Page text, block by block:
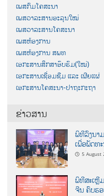
ເພສກົມໂຄສະນາ
ເພສວາລະສານອະລຸນໃໝ່
ເພສວາລະສານໂຄສະນາ
ເພສຫ້ອງການ
ເພສຫ້ອງການ ສພທ
ເອກະສານສຶກສາອົບຮົມ(ໃໝ່)
ເອກະສານເຊື່ອມຊືມ ແລະ ເຜີຍແຜ່
ເອກະສານໂຄສະນາ-ປາຖະກະຖາ
ຂ່າວສານ
ພິທີລົງນາ
ເພື່ອພັດທ
5 August
ພິທີສະເຫຼີ
ຈີນ ຄົບຮ